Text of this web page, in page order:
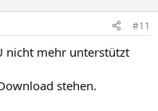
#11
nicht mehr unterstützt
stehen.